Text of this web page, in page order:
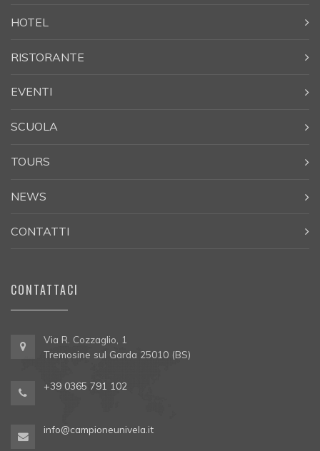
HOTEL
RISTORANTE
EVENTI
SCUOLA
TOURS
NEWS
CONTATTI
CONTATTACI
Via R. Cozzaglio, 1
Tremosine sul Garda 25010 (BS)
+39 0365 791 102
info@campioneunivela.it